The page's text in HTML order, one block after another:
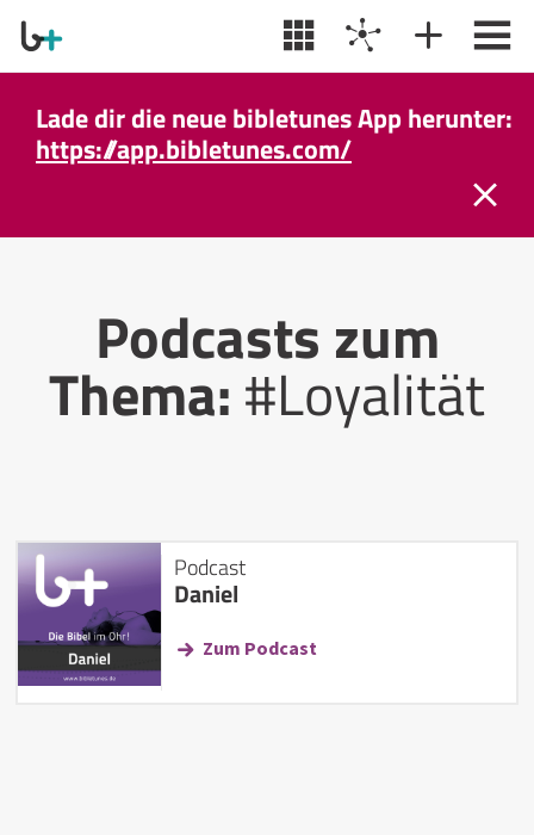
Lade dir die neue bibletunes App herunter:
https://app.bibletunes.com/
Podcasts zum
Thema:#Loyalität
Podcast
Daniel
Zum Podcast